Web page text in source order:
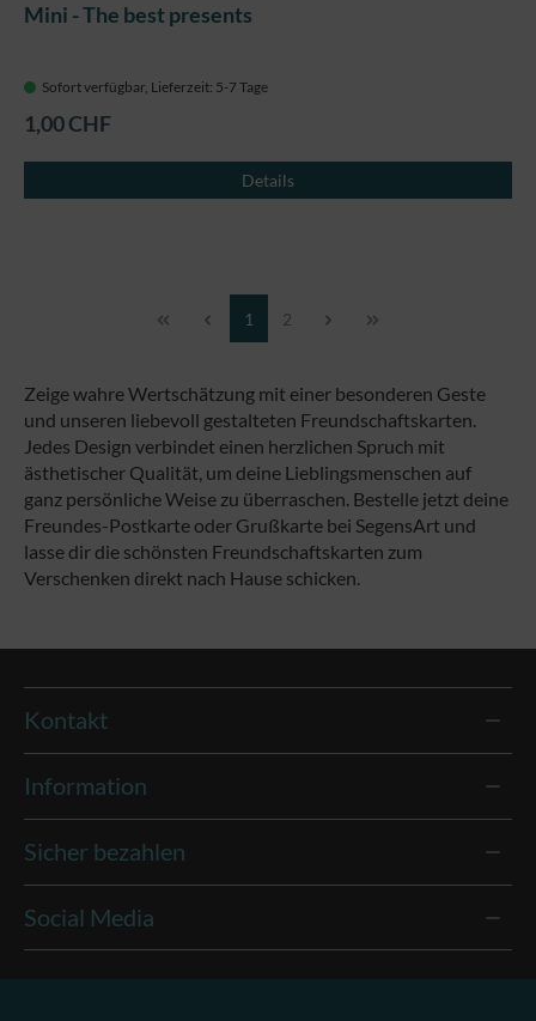
Mini - The best presents
Sofort verfügbar, Lieferzeit: 5-7 Tage
1,00 CHF
Details
Seite
1 Seite
2
Zeige wahre Wertschätzung mit einer besonderen Geste
und unseren liebevoll gestalteten Freundschaftskarten.
Jedes Design verbindet einen herzlichen Spruch mit
ästhetischer Qualität, um deine Lieblingsmenschen auf
ganz persönliche Weise zu überraschen. Bestelle jetzt deine
Freundes-Postkarte oder Grußkarte bei SegensArt und
lasse dir die schönsten Freundschaftskarten zum
Verschenken direkt nach Hause schicken.
Kontakt
Information
Sicher bezahlen
Social Media